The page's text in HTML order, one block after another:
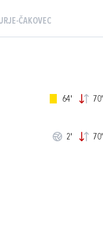
ČAKOVEC
64' 70'
2' 70'